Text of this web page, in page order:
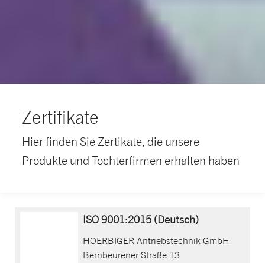
Zertifikate
Hier finden Sie Zertikate, die unsere
Produkte und Tochterfirmen erhalten haben
ISO 9001:2015 (Deutsch)
HOERBIGER Antriebstechnik GmbH
Bernbeurener Straße 13